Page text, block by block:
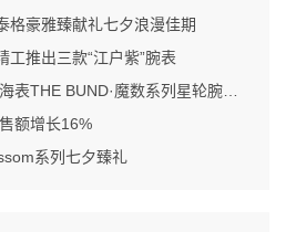
格豪雅臻献礼七夕浪漫佳期
推出三款“江户紫”腕表
BUND·魔数系列星轮腕表焕新双面登场
额增长16%
系列七夕臻礼